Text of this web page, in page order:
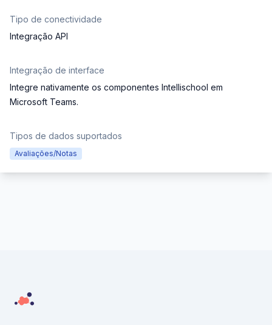
Tipo de conectividade
Integração API
Integração de interface
Integre nativamente os componentes Intellischool em
Microsoft Teams.
Tipos de dados suportados
Avaliações/Notas